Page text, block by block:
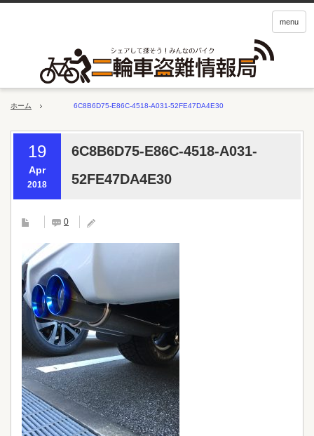
menu
ホーム 6C8B6D75-E86C-4518-A031-52FE47DA4E30
19
Apr
2018
6C8B6D75-E86C-4518-A031-
52FE47DA4E30
0